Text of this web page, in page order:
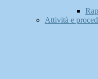
Attività e